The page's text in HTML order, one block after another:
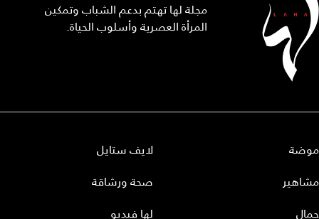
مجلة لها تهتم بدعم الشباب وتمكين
المرأة العصرية وأسلوب الحياة.
موضة
مشاهير
جمال
لايف ستايل
صحة ورشاقة
لها فيديو